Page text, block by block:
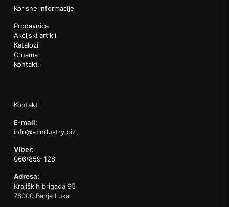
Korisne informacije
Prodavnica
Akcijski artikli
Katalozi
O nama
Kontakt
Kontakt
E-mail:
info@a1industry.biz
Viber:
066/859-128
Adresa:
Krajiških brigada 95
78000 Banja Luka